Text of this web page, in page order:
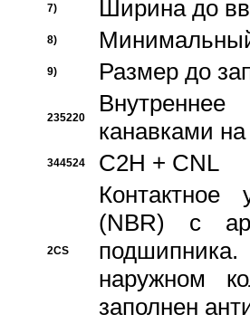
7) Ширина до
8)
9) Размер до
235220
канавками
344524 C2H + CNL
2CS
Контактное
(NBR) с
наружном
заполнен